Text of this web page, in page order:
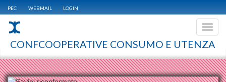
PEC WEBMAIL LOGIN
CONFCOOPERATIVE CONSUMO E UTENZA